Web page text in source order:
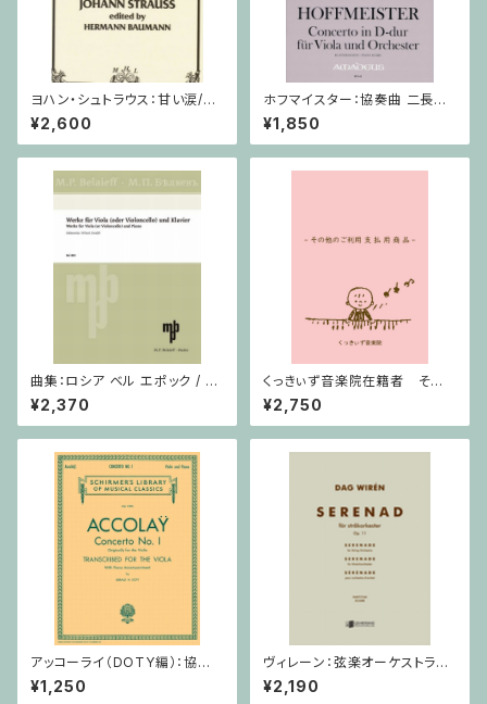
ヨハン・シュトラウス：甘い涙/ホ
ルン・ピアノ
¥2,600
ホフマイスター：協奏曲 二長調
/ ヴィオラ・ピアノ
¥1,850
曲集：ロシア ベル エポック / ヴ
ィオラ（またはチェロ）・ピアノ
¥2,370
くっきぃず音楽院在籍者 その
他のご利用支払用商品 おば
けのぼうけん２巻
¥2,750
アッコーライ（DOTY編）：協奏
曲第1番 / ヴィオラ・ピアノ
¥1,250
ヴィレーン：弦楽オーケストラの
ための セレナード Op.11 / ミ
ニチュアスコア
¥2,190